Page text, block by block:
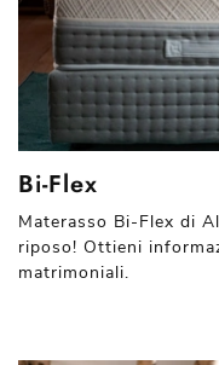
Bi-Flex
Materasso Bi-Flex di
riposo! Ottieni
matrimoniali.